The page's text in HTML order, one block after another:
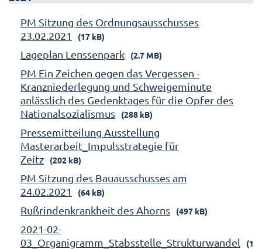
PM Sitzung des Ordnungsausschusses
23.02.2021
(17 kB)
Lageplan Lenssenpark (2.7 MB)
PM Ein Zeichen gegen das Vergessen -
Kranzniederlegung und Schweigeminute
anlässlich des Gedenktages für die Opfer des
Nationalsozialismus
(288 kB)
Pressemitteilung Ausstellung
Masterarbeit_Impulsstrategie für
Zeitz
(202 kB)
PM Sitzung des Bauausschusses am
24.02.2021
(64 kB)
Rußrindenkrankheit des Ahorns (497 kB)
2021-02-
03_Organigramm_Stabsstelle_Strukturwandel